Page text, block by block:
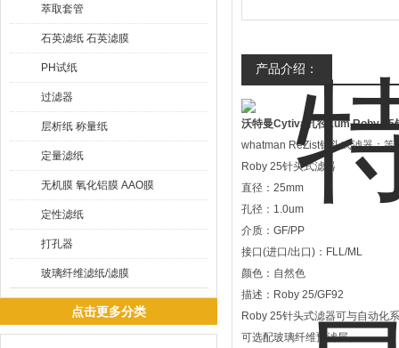
萃取套管
石英滤纸 石英滤膜
PH试纸
过滤器
层析纸 称量纸
定量滤纸
无机膜 氧化铝膜 AAO膜
定性滤纸
打孔器
玻璃纤维滤纸/滤膜
点击更多分类
产品介绍：
沃特曼Cytiva孔径1um Roby 25
whatman ReZist针头式滤器：等
Roby 25针头式滤器
直径：25mm
孔径：1.0um
介质：GF/PP
接口(进口/出口)：FLL/ML
颜色：自然色
描述：Roby 25/GF92
Roby 25针头式滤器可与自动化
可选配玻璃纤维预滤层。